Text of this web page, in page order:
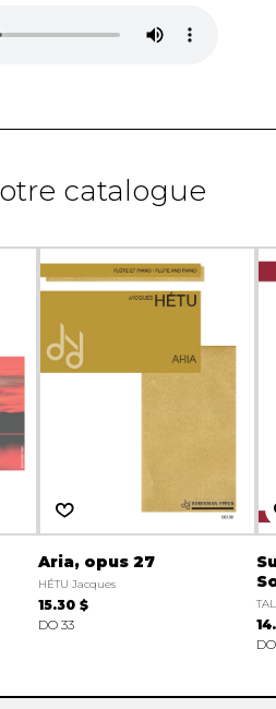
catalogue
Aria, opus 27
HÉTU Jacques
15.30 $
DO 33